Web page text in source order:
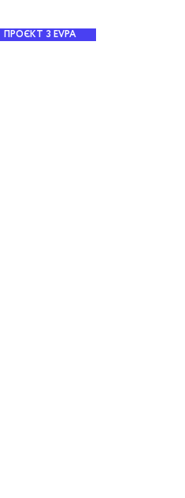
ПРОЄКТ З EVPA